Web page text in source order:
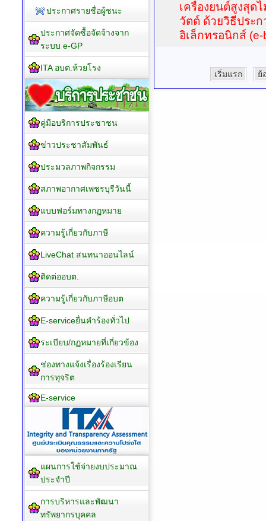
เครื่องยนต์สูงสุด
วัตต์ ด้วยวิธีประ
อิเล็กทรอนิกส์ (e-
เริ่มแรก ย้
ประกาศรายชื่อผู้ชนะ
ประกาศจัดซื้อจัดจ้างจาก
ระบบ e-GP
ITA อบต.ห้วยโรง
คู่มือบริการประชาชน
ข่าวประชาสัมพันธ์
ประมวลภาพกิจกรรม
สภาพอากาศเพชรบุรีวันนี้
แบบฟอร์มทางกฏหมาย
ความรู้เกี่ยวกับภาษี
LiveChat สนทนาออนไลน์
ติดต่ออบต.
ความรู้เกี่ยวกับภาษีอบต
E-serviceยื่นคำร้องทั่วไป
ระเบียบ/กฏหมายที่เกี่ยวข้อง
ช่องทางแจ้งเรื่องร้องเรียน
การทุจริต
E-service
แผนการใช้จ่ายงบประมาณ
ประจำปี
การบริหารและพัฒนา
ทรัพยากรบุคคล